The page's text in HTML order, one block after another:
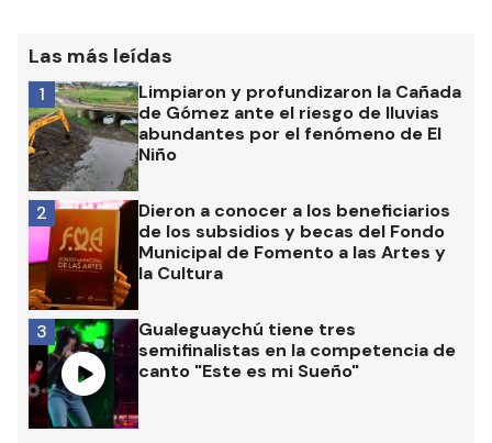
Las más leídas
Limpiaron y profundizaron la Cañada
de Gómez ante el riesgo de lluvias
abundantes por el fenómeno de El
Niño
1
Dieron a conocer a los beneficiarios
de los subsidios y becas del Fondo
Municipal de Fomento a las Artes y
la Cultura
2
Gualeguaychú tiene tres
semifinalistas en la competencia de
canto "Este es mi Sueño"
3